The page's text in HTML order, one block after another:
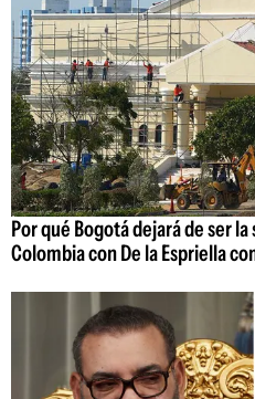
Por qué Bogotá dejará de ser
Colombia con De la Espriella